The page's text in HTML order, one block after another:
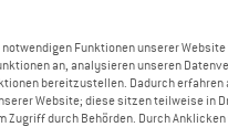
Funktionen unserer Website
an, analysieren unseren
bereitzustellen. Dadurch erfahren
Website; diese sitzen teilweise in
Zugriff durch Behörden. Durch Anklicken